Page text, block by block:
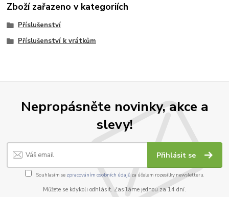
Zboží zařazeno v kategoriích
Příslušenství
Příslušenství k vrátkům
Nepropásněte novinky, akce a
slevy!
Přihlásit se
Souhlasím se zpracováním osobních údajůza účelem rozesílky newsletteru.
Můžete se kdykoli odhlásit. Zasíláme jednou za 14 dní.